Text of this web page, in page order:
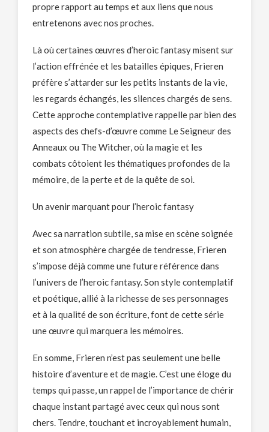
propre rapport au temps et aux liens que nous
entretenons avec nos proches.
Là où certaines œuvres d’heroic fantasy misent sur
l’action effrénée et les batailles épiques, Frieren
préfère s’attarder sur les petits instants de la vie,
les regards échangés, les silences chargés de sens.
Cette approche contemplative rappelle par bien des
aspects des chefs-d’œuvre comme Le Seigneur des
Anneaux ou The Witcher, où la magie et les
combats côtoient les thématiques profondes de la
mémoire, de la perte et de la quête de soi.
Un avenir marquant pour l’heroic fantasy
Avec sa narration subtile, sa mise en scène soignée
et son atmosphère chargée de tendresse, Frieren
s’impose déjà comme une future référence dans
l’univers de l’heroic fantasy. Son style contemplatif
et poétique, allié à la richesse de ses personnages
et à la qualité de son écriture, font de cette série
une œuvre qui marquera les mémoires.
En somme, Frieren n’est pas seulement une belle
histoire d’aventure et de magie. C’est une éloge du
temps qui passe, un rappel de l’importance de chérir
chaque instant partagé avec ceux qui nous sont
chers. Tendre, touchant et incroyablement humain,